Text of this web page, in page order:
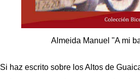
Almeida Manuel "A mi
Si haz escrito sobre los Altos de